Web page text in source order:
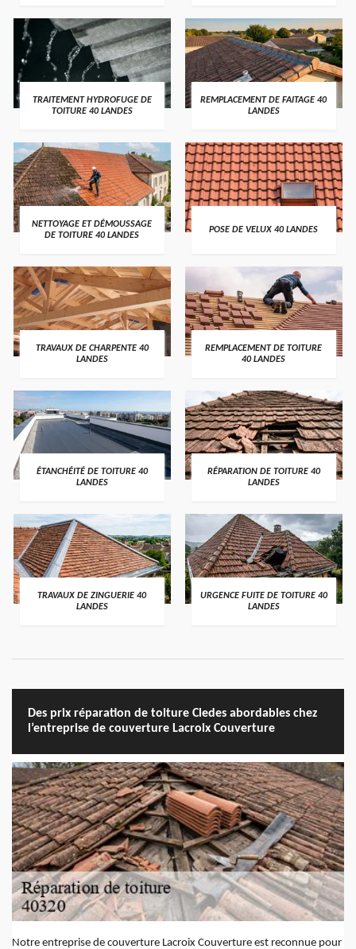
TRAITEMENT HYDROFUGE DE
TOITURE 40 LANDES
REMPLACEMENT DE FAITAGE 40
LANDES
NETTOYAGE ET DÉMOUSSAGE
DE TOITURE 40 LANDES
POSE DE VELUX 40 LANDES
TRAVAUX DE CHARPENTE 40
LANDES
REMPLACEMENT DE TOITURE
40 LANDES
ÉTANCHÉITÉ DE TOITURE 40
LANDES
RÉPARATION DE TOITURE 40
LANDES
TRAVAUX DE ZINGUERIE 40
LANDES
URGENCE FUITE DE TOITURE 40
LANDES
Des prix réparation de toiture Cledes abordables chez
l’entreprise de couverture Lacroix Couverture
Notre entreprise de couverture Lacroix Couverture est reconnue pour